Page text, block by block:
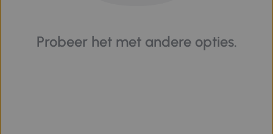
Probeer het met andere opties.